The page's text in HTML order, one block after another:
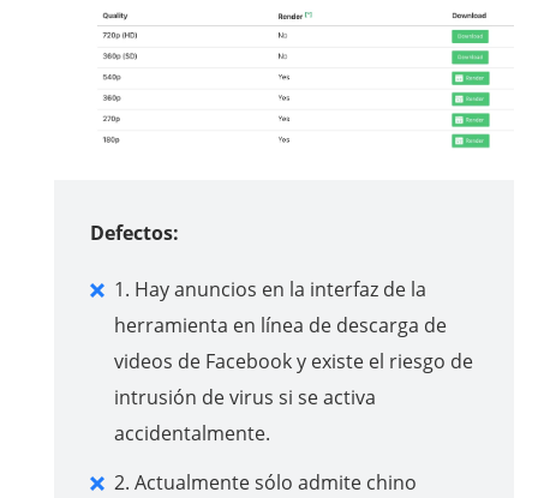
Defectos:
1. Hay anuncios en la interfaz de la
herramienta en línea de descarga de
videos de Facebook y existe el riesgo de
intrusión de virus si se activa
accidentalmente.
2. Actualmente sólo admite chino